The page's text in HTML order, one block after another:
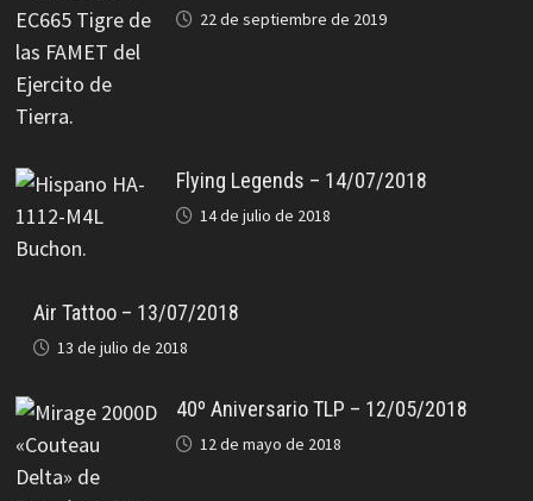
22 de septiembre de 2019
Flying Legends – 14/07/2018
14 de julio de 2018
Air Tattoo – 13/07/2018
13 de julio de 2018
40º Aniversario TLP – 12/05/2018
12 de mayo de 2018